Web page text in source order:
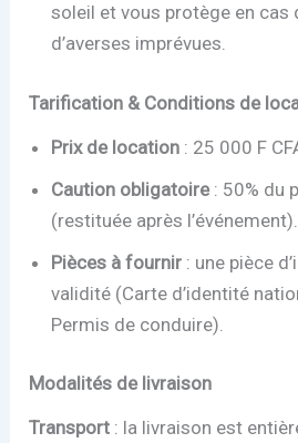
soleil et vous protège en cas
d’averses imprévues.
Tarification & Conditions de
Prix de location : 25 000 F
Caution obligatoire: 50% du
(restituée après l’événement).
Pièces à fournir : une pièce
validité (Carte d’identité
Permis de conduire).
Modalités de livraison
Transport : la livraison est